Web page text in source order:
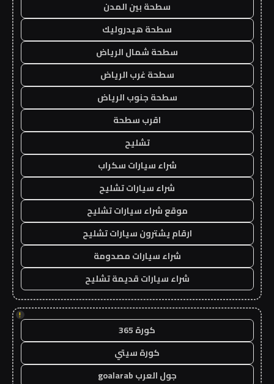
سطحة بين المدن
سطحة هيدروليك
سطحة شمال الرياض
سطحة غرب الرياض
سطحة جنوب الرياض
اقرب سطحة
تشليح
شراء سيارات سكراب
شراء سيارات تشليح
موقع شراء سيارات تشليح
ارقام يشترون سيارات تشليح
شراء سيارات مصدومة
شراء سيارات قديمة تشليح
!
كورة 365
كورة سيتي
جول العرب goalarab